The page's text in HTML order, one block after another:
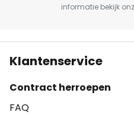
informatie bekijk
Klantenservice
Contract herroepen
FAQ